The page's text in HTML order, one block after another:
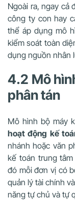
Ngoài ra, ngay cả
công ty con hay
thể áp dụng mô
kiểm soát toàn
dụng nguồn nhân
4.2 Mô
phân tán
Mô hình bộ máy
hoạt động kế
nhánh hoặc văn
kế toán trung
đó mỗi đơn vị có
quản lý tài chính
năng tự chủ và tự